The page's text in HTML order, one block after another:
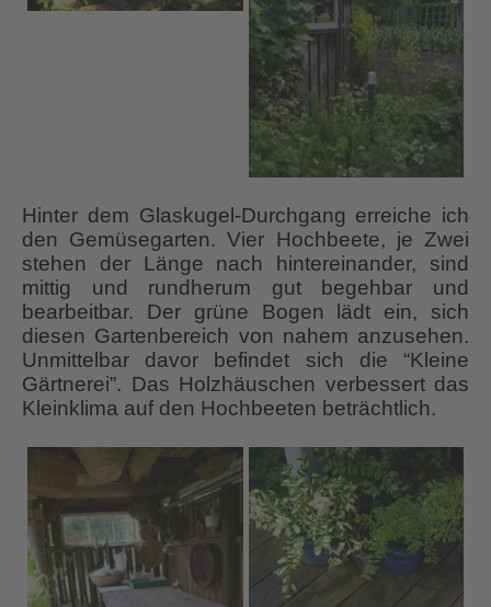
Hinter dem Glaskugel-Durchgang erreiche ich
den Gemüsegarten. Vier Hochbeete, je Zwei
stehen der Länge nach hintereinander, sind
mittig und rundherum gut begehbar und
bearbeitbar. Der grüne Bogen lädt ein, sich
diesen Gartenbereich von nahem anzusehen.
Unmittelbar davor befindet sich die “Kleine
Gärtnerei”. Das Holzhäuschen verbessert das
Kleinklima auf den Hochbeeten beträchtlich.